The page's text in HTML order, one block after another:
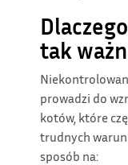
tak
prowadzi do
kotów, które
trudnych
sposób na: